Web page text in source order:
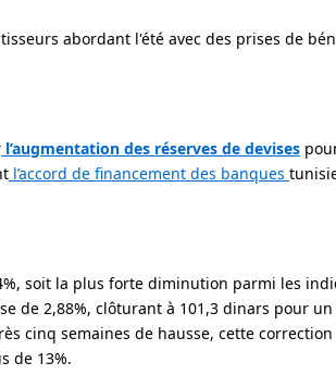
abordant l'été avec des prises de
l’augmentation des réserves de devises
l’accord de financement des banques
soit la plus forte diminution parmi les
de 2,88%, clôturant à 101,3 dinars pour
cinq semaines de hausse, cette
de 13%.